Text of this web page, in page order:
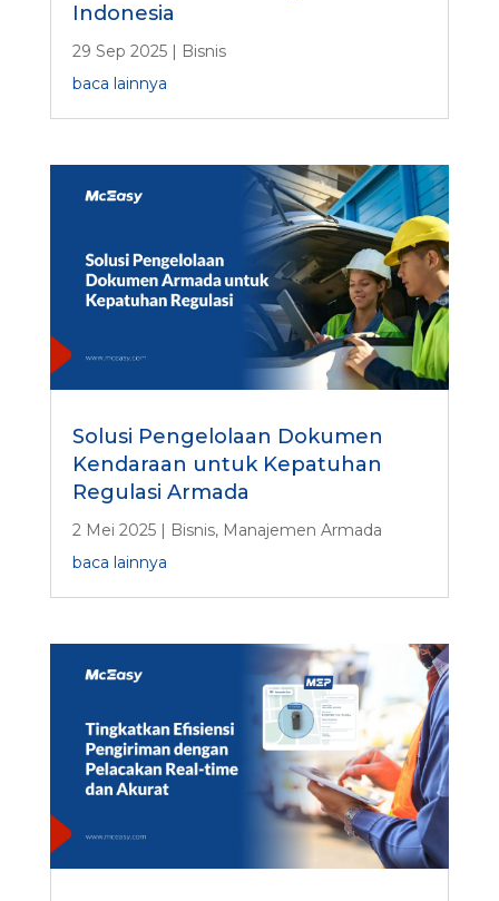
Indonesia
29 Sep 2025| Bisnis
baca lainnya
Solusi Pengelolaan Dokumen
Kendaraan untuk Kepatuhan
Regulasi Armada
2 Mei 2025| Bisnis, Manajemen Armada
baca lainnya